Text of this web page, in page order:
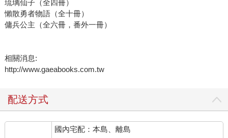
琉璃仙子（全四冊）
懶散勇者物語（全十冊）
傭兵公主（全六冊，番外一冊）
相關消息:
http://www.gaeabooks.com.tw
配送方式
國內宅配：本島、離島